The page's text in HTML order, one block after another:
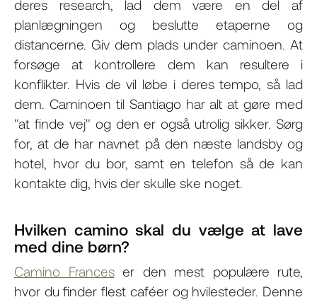
deres research, lad dem være en del af
planlægningen og beslutte etaperne og
distancerne. Giv dem plads under caminoen. At
forsøge at kontrollere dem kan resultere i
konflikter. Hvis de vil løbe i deres tempo, så lad
dem. Caminoen til Santiago har alt at gøre med
"at finde vej" og den er også utrolig sikker. Sørg
for, at de har navnet på den næste landsby og
hotel, hvor du bor, samt en telefon så de kan
kontakte dig, hvis der skulle ske noget.
Hvilken camino skal du vælge at lave
med dine børn?
Camino Franceser den mest populære rute,
hvor du finder flest caféer og hvilesteder. Denne